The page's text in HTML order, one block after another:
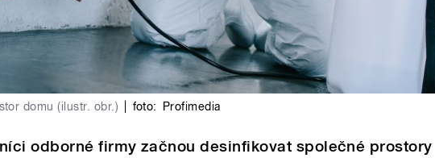
domu (ilustr. obr.) foto: Profimedia
odborné firmy začnou desinfikovat společné prostory